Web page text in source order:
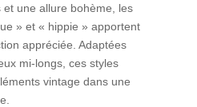
une allure bohème, les
» et « hippie » apportent
appréciée. Adaptées
mi-longs, ces styles
vintage dans une